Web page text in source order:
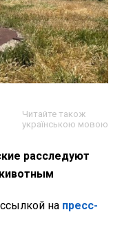
Читайте також
українською мовою
расследуют
на пресс-